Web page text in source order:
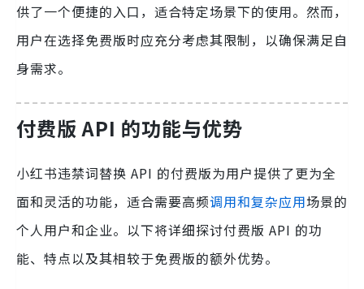
供了一个便捷的入口，适合特定场景下的使用。然而，
用户在选择免费版时应充分考虑其限制，以确保满足自
身需求。
付费版 API 的功能与优势
小红书违禁词替换 API 的付费版为用户提供了更为全
面和灵活的功能，适合需要高频调用和复杂应用场景的
个人用户和企业。以下将详细探讨付费版 API 的功
能、特点以及其相较于免费版的额外优势。